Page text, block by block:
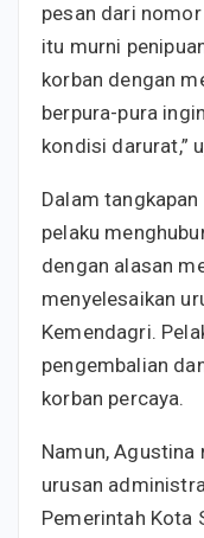
pesan dari
itu murni
korban dengan
berpura-pura
kondisi darurat,”
Dalam
pelaku
dengan alasan
menyelesaikan
Kemendagri.
pengembalian
korban percaya.
Namun, Agustina
urusan
Pemerintah Kota